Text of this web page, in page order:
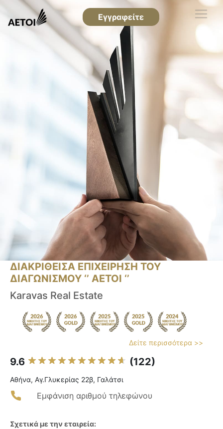
Εγγραφείτε
ΔΙΑΚΡΙΘΕΙΣΑ ΕΠΙΧΕΙΡΗΣΗ ΤΟΥ
ΔΙΑΓΩΝΙΣΜΟΥ ‘’ ΑΕΤΟΙ ‘’
Karavas Real Estate
Δείτε περισσότερα >>
9.6 (122)
Αθήνα, Αγ.Γλυκερίας 22β, Γαλάτσι
Εμφάνιση αριθμού τηλεφώνου
Σχετικά με την εταιρεία: